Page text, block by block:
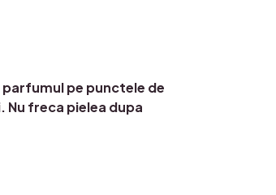
pe punctele de
Nu freca pielea dupa